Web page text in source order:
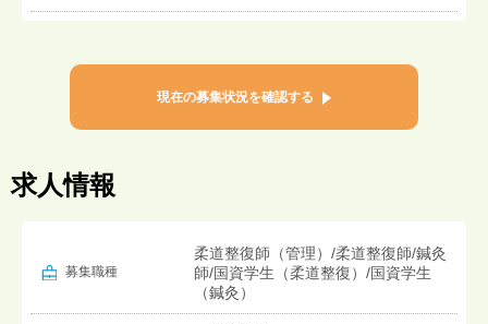
現在の募集状況を確認する
求人情報
募集職種
柔道整復師（管理）/柔道整復師/鍼灸
師/国資学生（柔道整復）/国資学生
（鍼灸）